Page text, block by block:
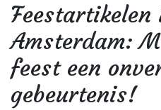
Feestartikelen
Amsterdam:
feest een
gebeurtenis!